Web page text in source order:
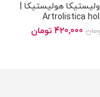
هولیستیکا |
Artrolistica
420,000 تومان